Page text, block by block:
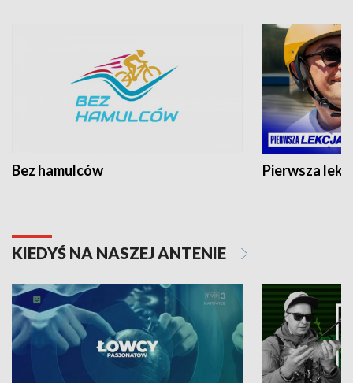
Bez hamulców Pierwsza
KIEDYŚ NA NASZEJ ANTENIE